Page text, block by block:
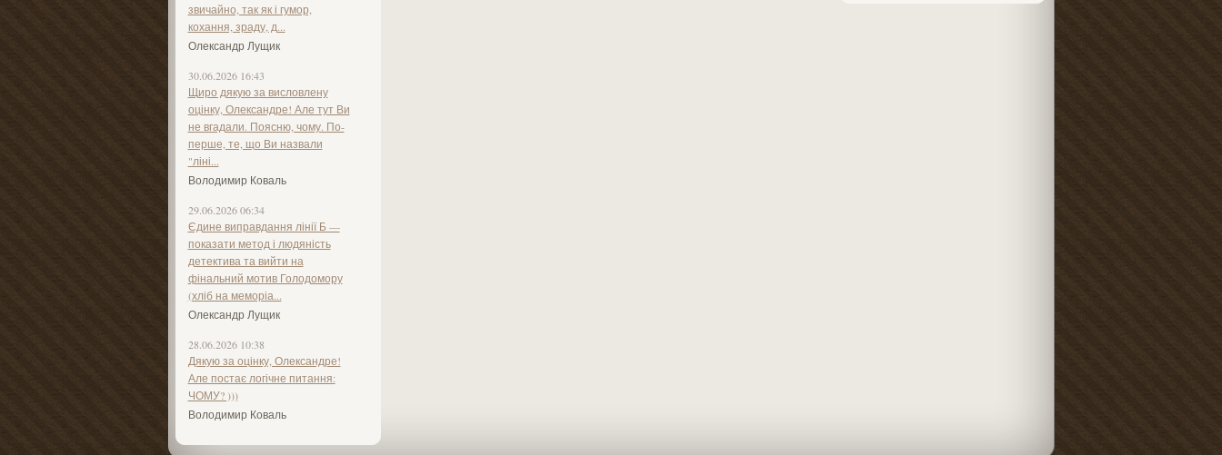
звичайно, так як і гумор,
кохання, зраду, д...
Олександр Лущик
30.06.2026 16:43
Щиро дякую за висловлену
оцінку, Олександре! Але тут Ви
не вгадали. Поясню, чому. По-
перше, те, що Ви назвали
"ліні...
Володимир Коваль
29.06.2026 06:34
Єдине виправдання лінії Б —
показати метод і людяність
детектива та вийти на
фінальний мотив Голодомору
(хліб на меморіа...
Олександр Лущик
28.06.2026 10:38
Дякую за оцінку, Олександре!
Але постає логічне питання:
ЧОМУ? )))
Володимир Коваль